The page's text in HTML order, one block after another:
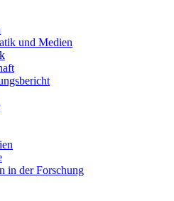
und Medien
in der Forschung